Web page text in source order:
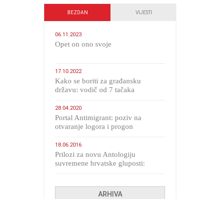
BEZDAN VIJESTI
06.11.2023
​Opet on ono svoje
17.10.2022
Kako se boriti za građansku
državu: vodič od 7 tačaka
28.04.2020
Portal Antimigrant: poziv na
otvaranje logora i progon
18.06.2016
Prilozi za novu Antologiju
suvremene hrvatske gluposti:
ARHIVA